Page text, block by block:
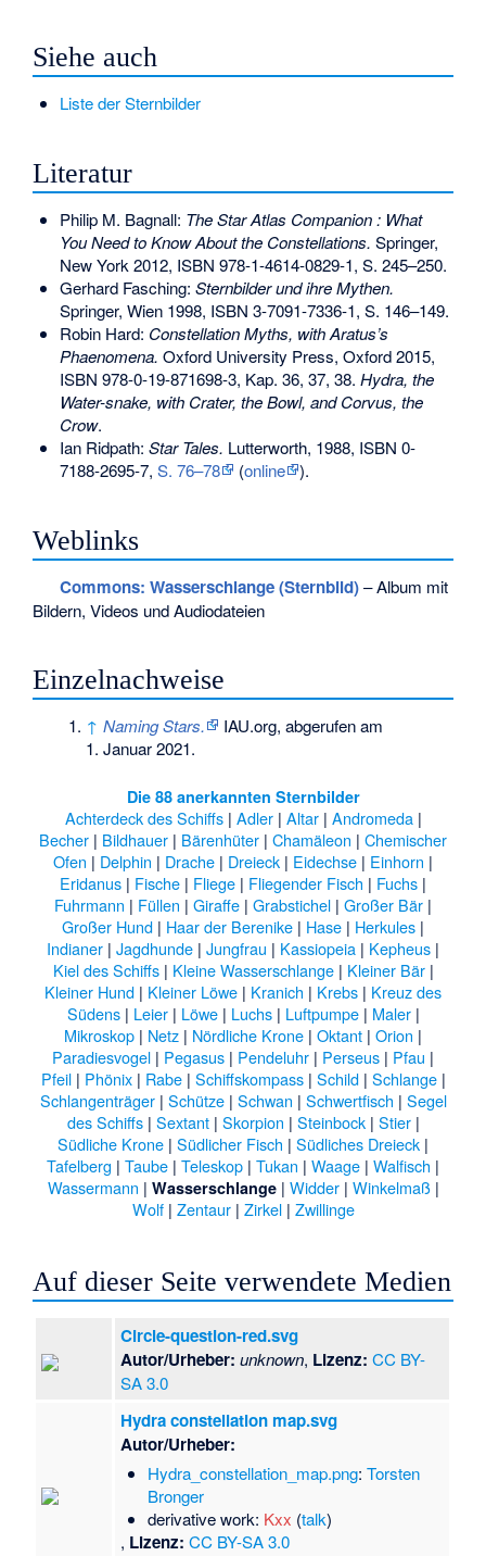
Siehe auch
Liste der Sternbilder
Literatur
Philip M. Bagnall: The Star Atlas Companion : What
You Need to Know About the Constellations. Springer,
New York 2012, ISBN 978-1-4614-0829-1, S. 245–250.
Gerhard Fasching: Sternbilder und ihre Mythen.
Springer, Wien 1998, ISBN 3-7091-7336-1, S. 146–149.
Robin Hard: Constellation Myths, with Aratus’s
Phaenomena. Oxford University Press, Oxford 2015,
ISBN 978-0-19-871698-3, Kap. 36, 37, 38. Hydra, the
Water-snake, with Crater, the Bowl, and Corvus, the
Crow.
Ian Ridpath: Star Tales. Lutterworth, 1988, ISBN 0-
7188-2695-7, S. 76–78 (online ).
Weblinks
Commons: Wasserschlange (Sternbild)– Album mit
Bildern, Videos und Audiodateien
Einzelnachweise
↑ Naming Stars. IAU.org, abgerufen am
1. Januar 2021.
Die 88 anerkannten Sternbilder
Achterdeck des Schiffs| Adler| Altar| Andromeda|
Becher | Bildhauer | Bärenhüter | Chamäleon | Chemischer
Ofen | Delphin | Drache | Dreieck | Eidechse | Einhorn |
Eridanus | Fische | Fliege | Fliegender Fisch | Fuchs |
Fuhrmann | Füllen | Giraffe | Grabstichel | Großer Bär |
Großer Hund | Haar der Berenike | Hase | Herkules |
Indianer | Jagdhunde | Jungfrau | Kassiopeia | Kepheus |
Kiel des Schiffs| Kleine Wasserschlange| Kleiner Bär|
Kleiner Hund | Kleiner Löwe | Kranich | Krebs | Kreuz des
Südens| Leier| Löwe| Luchs| Luftpumpe| Maler|
Mikroskop | Netz | Nördliche Krone | Oktant | Orion |
Paradiesvogel | Pegasus | Pendeluhr | Perseus | Pfau |
Pfeil| Phönix| Rabe| Schiffskompass| Schild| Schlange|
Schlangenträger| Schütze| Schwan | Schwertfisch | Segel
des Schiffs| Sextant| Skorpion | Steinbock| Stier|
Südliche Krone | Südlicher Fisch | Südliches Dreieck |
Tafelberg | Taube | Teleskop | Tukan | Waage | Walfisch |
Wassermann | Wasserschlange| Widder| Winkelmaß|
Wolf| Zentaur| Zirkel| Zwillinge
Auf dieser Seite verwendete Medien
Circle-question-red.svg
Autor/Urheber: unknown, Lizenz: CC BY-
SA 3.0
Hydra constellation map.svg
Autor/Urheber:
Hydra_constellation_map.png: Torsten
Bronger
derivative work: Kxx (talk)
, Lizenz: CC BY-SA 3.0